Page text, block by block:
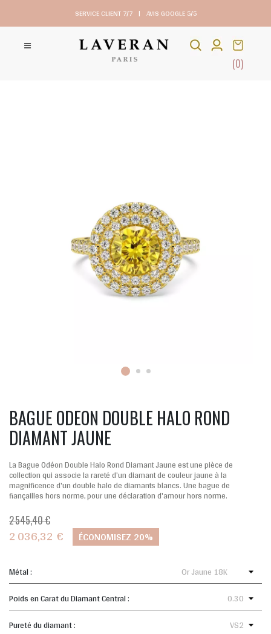
SERVICE CLIENT 7/7 | AVIS GOOGLE 5/5
(0)
BAGUE ODEON DOUBLE HALO ROND
DIAMANT JAUNE
La Bague Odéon Double Halo Rond Diamant Jaune est une pièce de
collection qui associe la rareté d'un diamant de couleur jaune à la
magnificence d'un double halo de diamants blancs. Une bague de
fiançailles hors norme, pour une déclaration d'amour hors norme.
2 545,40 €
2 036,32 € ÉCONOMISEZ 20%
Métal :
Poids en Carat du Diamant Central :
Pureté du diamant :